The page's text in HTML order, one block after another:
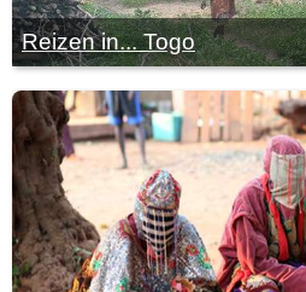
Reizen in... Togo